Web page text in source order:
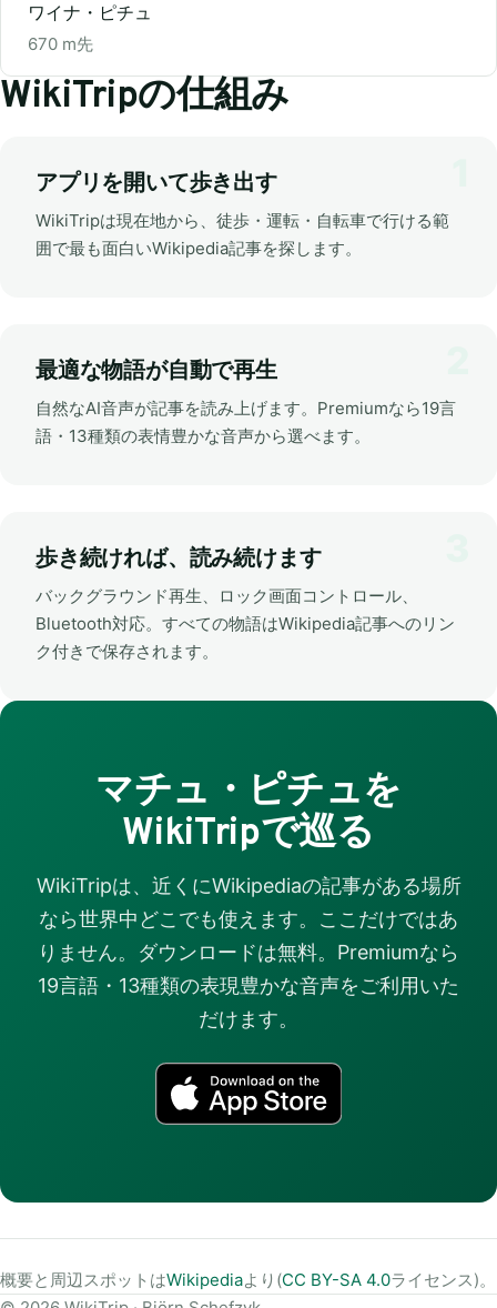
ワイナ・ピチュ
670 m先
WikiTripの仕組み
アプリを開いて歩き出す
WikiTripは現在地から、徒歩・運転・自転車で行ける範
囲で最も面白いWikipedia記事を探します。
最適な物語が自動で再生
自然なAI音声が記事を読み上げます。Premiumなら19言
語・13種類の表情豊かな音声から選べます。
歩き続ければ、読み続けます
バックグラウンド再生、ロック画面コントロール、
Bluetooth対応。すべての物語はWikipedia記事へのリン
ク付きで保存されます。
マチュ・ピチュを
WikiTripで巡る
WikiTripは、近くにWikipediaの記事がある場所
なら世界中どこでも使えます。ここだけではあ
りません。ダウンロードは無料。Premiumなら
19言語・13種類の表現豊かな音声をご利用いた
だけます。
概要と周辺スポットはWikipediaより(CC BY-SA 4.0ライセンス)。